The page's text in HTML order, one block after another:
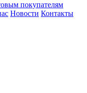
покупателям
Новости Контакты